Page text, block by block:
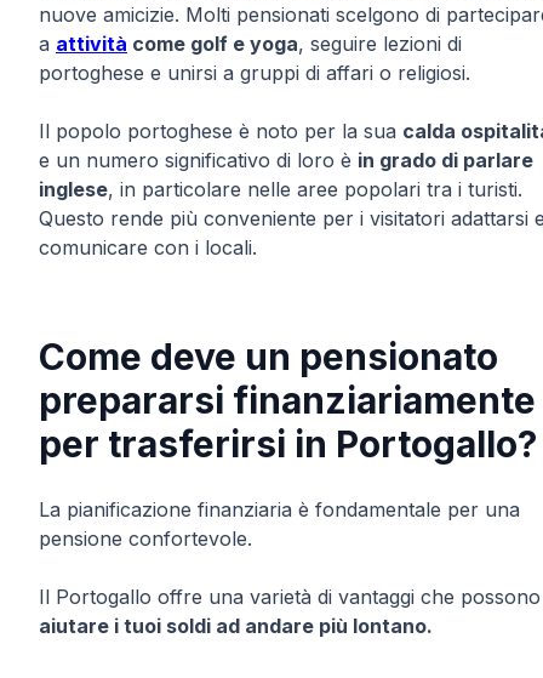
nuove amicizie. Molti pensionati scelgono di
a attività come golf e yoga, seguire lezioni di
portoghese e unirsi a gruppi di affari o religiosi.
Il popolo portoghese è noto per la sua calda
e un numero significativo di loro è in grado di parlare
inglese, in particolare nelle aree popolari tra i turisti.
Questo rende più conveniente per i visitatori adattarsi
comunicare con i locali.
Come deve un pensionato
prepararsi finanziariamente
per trasferirsi in Portogallo?
La pianificazione finanziaria è fondamentale per una
pensione confortevole.
Il Portogallo offre una varietà di vantaggi che possono
aiutare i tuoi soldi ad andare più lontano.